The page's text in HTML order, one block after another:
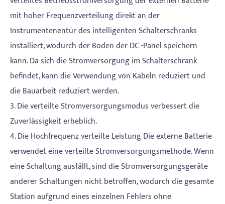
mit hoher Frequenzverteilung direkt an der
Instrumentenentür des intelligenten Schalterschranks
installiert, wodurch der Boden der DC -Panel speichern
kann. Da sich die Stromversorgung im Schalterschrank
befindet, kann die Verwendung von Kabeln reduziert und
die Bauarbeit reduziert werden.
3. Die verteilte Stromversorgungsmodus verbessert die
Zuverlässigkeit erheblich.
4. Die Hochfrequenz verteilte Leistung Die externe Batterie
verwendet eine verteilte Stromversorgungsmethode. Wenn
eine Schaltung ausfällt, sind die Stromversorgungsgeräte
anderer Schaltungen nicht betroffen, wodurch die gesamte
Station aufgrund eines einzelnen Fehlers ohne